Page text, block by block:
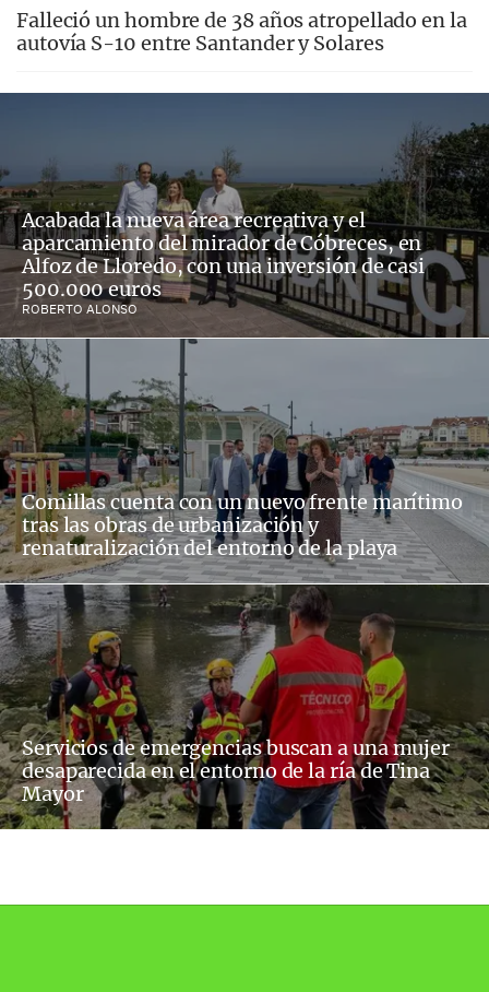
Falleció un hombre de 38 años atropellado en la
autovía S-10 entre Santander y Solares
Acabada la nueva área recreativa y el
aparcamiento del mirador de Cóbreces, en
Alfoz de Lloredo, con una inversión de casi
500.000 euros
ROBERTO ALONSO
Comillas cuenta con un nuevo frente marítimo
tras las obras de urbanización y
renaturalización del entorno de la playa
Servicios de emergencias buscan a una mujer
desaparecida en el entorno de la ría de Tina
Mayor